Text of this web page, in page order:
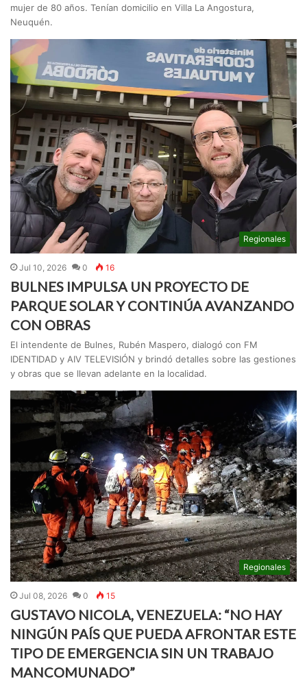
mujer de 80 años. Tenían domicilio en Villa La Angostura,
Neuquén.
Regionales
Jul 10, 2026 0 16
BULNES IMPULSA UN PROYECTO DE
PARQUE SOLAR Y CONTINÚA AVANZANDO
CON OBRAS
El intendente de Bulnes, Rubén Maspero, dialogó con FM
IDENTIDAD y AIV TELEVISIÓN y brindó detalles sobre las gestiones
y obras que se llevan adelante en la localidad.
Regionales
Jul 08, 2026 0 15
GUSTAVO NICOLA, VENEZUELA: “NO HAY
NINGÚN PAÍS QUE PUEDA AFRONTAR ESTE
TIPO DE EMERGENCIA SIN UN TRABAJO
MANCOMUNADO”